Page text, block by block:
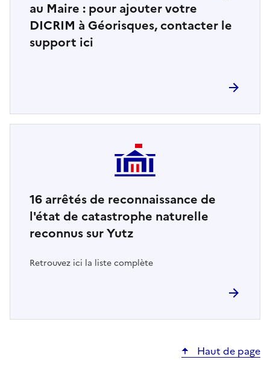
au Maire : pour ajouter votre
DICRIM à Géorisques, contacter le
support ici
16 arrêtés de reconnaissance de
l'état de catastrophe naturelle
reconnus sur Yutz
Retrouvez ici la liste complète
Haut de page